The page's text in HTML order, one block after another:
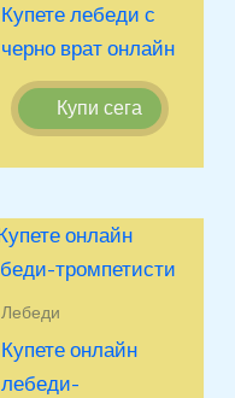
Купете лебеди с
черно врат онлайн
Купи сега
Лебеди
Купете онлайн
лебеди-